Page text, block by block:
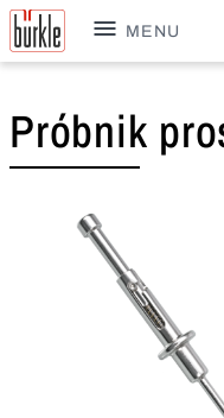
MENU
Próbnik